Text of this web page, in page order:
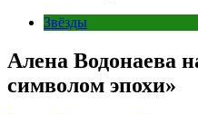
Звёзды
Алена Водонаева
символом эпохи»